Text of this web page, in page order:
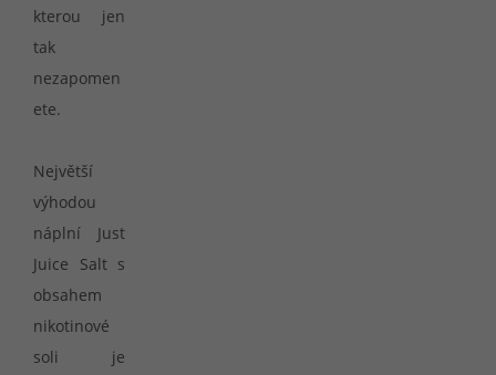
kterou jen
tak
nezapomen
ete.
Největší
výhodou
náplní Just
Juice Salt s
obsahem
nikotinové
soli je